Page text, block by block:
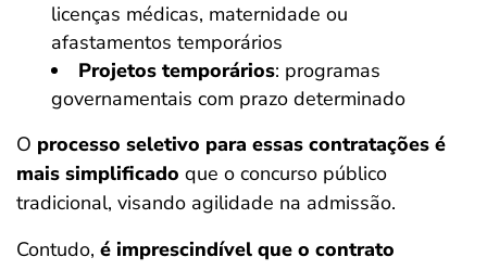
licenças médicas, maternidade ou
afastamentos temporários
Projetos temporários: programas
governamentais com prazo determinado
O processo seletivo para essas contratações é
mais simplificado que o concurso público
tradicional, visando agilidade na admissão.
Contudo, é imprescindível que o contrato